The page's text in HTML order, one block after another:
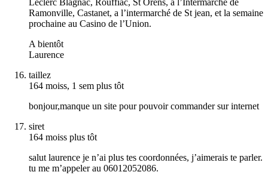
Leclerc Blagnac, Rouffiac, St Orens, à l’Intermarché de
Ramonville, Castanet, a l’intermarché de St jean, et la semaine
prochaine au Casino de l’Union.
A bientôt
Laurence
taillez
164 moiss, 1 sem plus tôt
bonjour,manque un site pour pouvoir commander sur internet
siret
164 moiss plus tôt
salut laurence je n’ai plus tes coordonnées, j’aimerais te parler.
tu me m’appeler au 06012052086.